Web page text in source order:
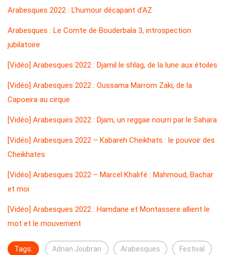
Arabesques 2022 : L’humour décapant d’AZ
Arabesques : Le Comte de Bouderbala 3, introspection
jubilatoire
[Vidéo] Arabesques 2022 : Djamil le shlag, de la lune aux étoiles
[Vidéo] Arabesques 2022 : Oussama Marrom Zaki, de la
Capoeira au cirque
[Vidéo] Arabesques 2022 : Djam, un reggae nourri par le Sahara
[Vidéo] Arabesques 2022 – Kabareh Cheikhats : le pouvoir des
Cheikhates
[Vidéo] Arabesques 2022 – Marcel Khalifé : Mahmoud, Bachar
et moi
[Vidéo] Arabesques 2022 : Hamdane et Montassere allient le
mot et le mouvement
Tags: Adnan Joubran Arabesques Festival